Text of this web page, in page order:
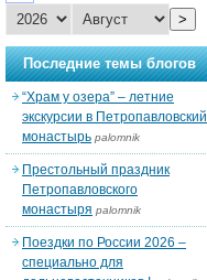
>
Последние темы блогов
“Храм у озера” – летние
экскурсии в Петропавловский
монастырь palomnik
Престольный праздник
Петропавловского
монастыря palomnik
Поездки по России 2026 –
специально для